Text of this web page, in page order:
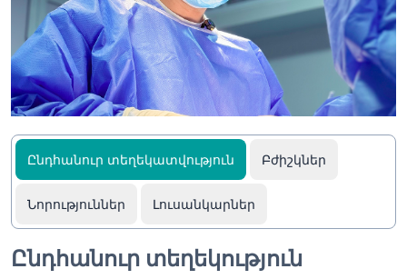
Ընդհանուր տեղեկատվություն Բժիշկներ
Նորություններ Լուսանկարներ
Ընդհանուր տեղեկություն